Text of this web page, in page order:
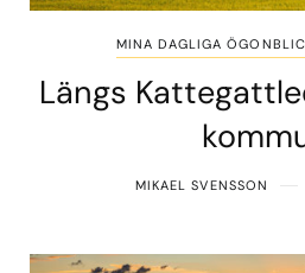
MINA DAGLIGA
Längs
MIKAEL SVENSSON